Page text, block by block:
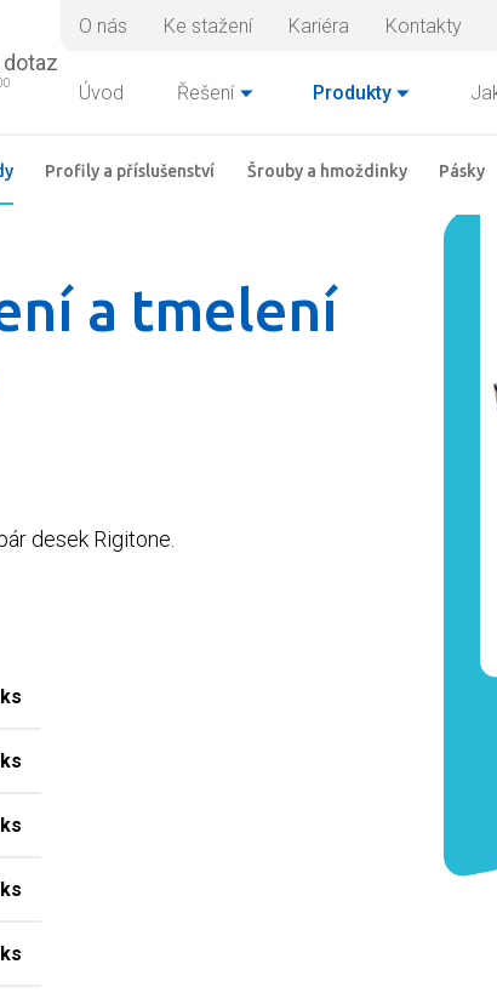
O nás Ke stažení Kariéra Kontakty
Úvod Řešení Produkty
Profily a příslušenství Šrouby a hmoždinky Pásky
a tmelení
desek Rigitone.